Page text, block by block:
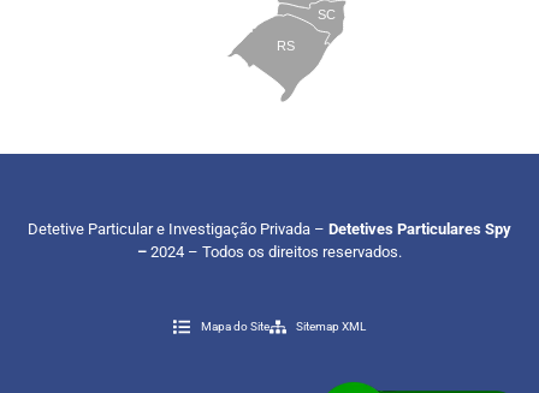
SC
RS
Detetive Particular e Investigação Privada – Detetives Particulares Spy
– 2024 – Todos os direitos reservados.
Mapa do Site Sitemap XML